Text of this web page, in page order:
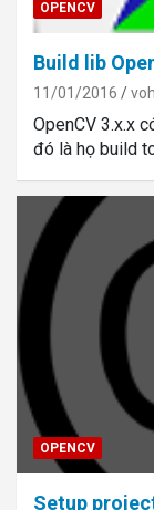
OPENCV
Build lib
11/01/2016
OpenCV 3.x.x
đó là họ build
OPENCV
Setup